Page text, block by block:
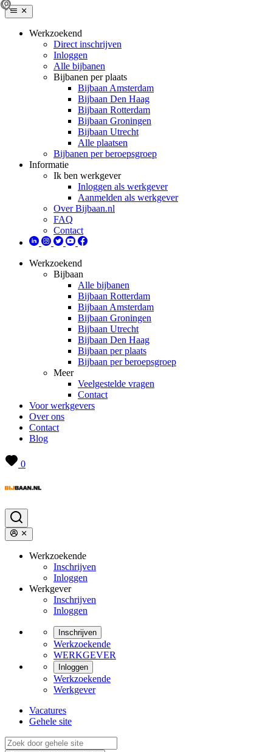
Werkzoekend
Direct inschrijven
Inloggen
Alle bijbanen
Bijbanen per plaats
Bijbaan Amsterdam
Bijbaan Den Haag
Bijbaan Rotterdam
Bijbaan Groningen
Bijbaan Utrecht
Alle plaatsen
Bijbanen per beroepsgroep
Informatie
Ik ben werkgever
Inloggen als werkgever
Aanmelden als werkgever
Over Bijbaan.nl
FAQ
Contact
Werkzoekend
Bijbaan
Alle bijbanen
Bijbaan Rotterdam
Bijbaan Amsterdam
Bijbaan Groningen
Bijbaan Utrecht
Bijbaan Den Haag
Bijbaan per plaats
Bijbaan per beroepsgroep
Meer
Veelgestelde vragen
Contact
Voor werkgevers
Over ons
Contact
Blog
0
Werkzoekende
Inschrijven
Inloggen
Werkgever
Inschrijven
Inloggen
Inschrijven
Werkzoekende
WERKGEVER
Inloggen
Werkzoekende
Werkgever
Vacatures
Gehele site